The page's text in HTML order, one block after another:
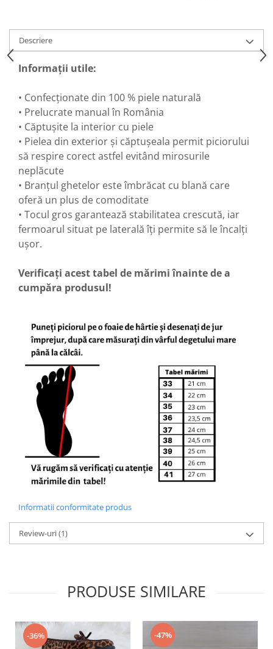
Descriere
Informații utile:
• Confecționate din 100 % piele naturală
• Prelucrate manual în România
• Căptușite la interior cu piele
• Pielea din exterior și căptușeala permit piciorului
să respire corect astfel evitând mirosurile
neplăcute
• Branțul ghetelor este îmbrăcat cu blană care
oferă un plus de comoditate
• Tocul gros garantează stabilitatea crescută, iar
fermoarul situat pe laterală îți permite să le încalți
ușor.
Verificați acest tabel de mărimi înainte de a
cumpăra produsul!
Informatii conformitate produs
Review-uri(1)
PRODUSE SIMILARE
-36% -47%